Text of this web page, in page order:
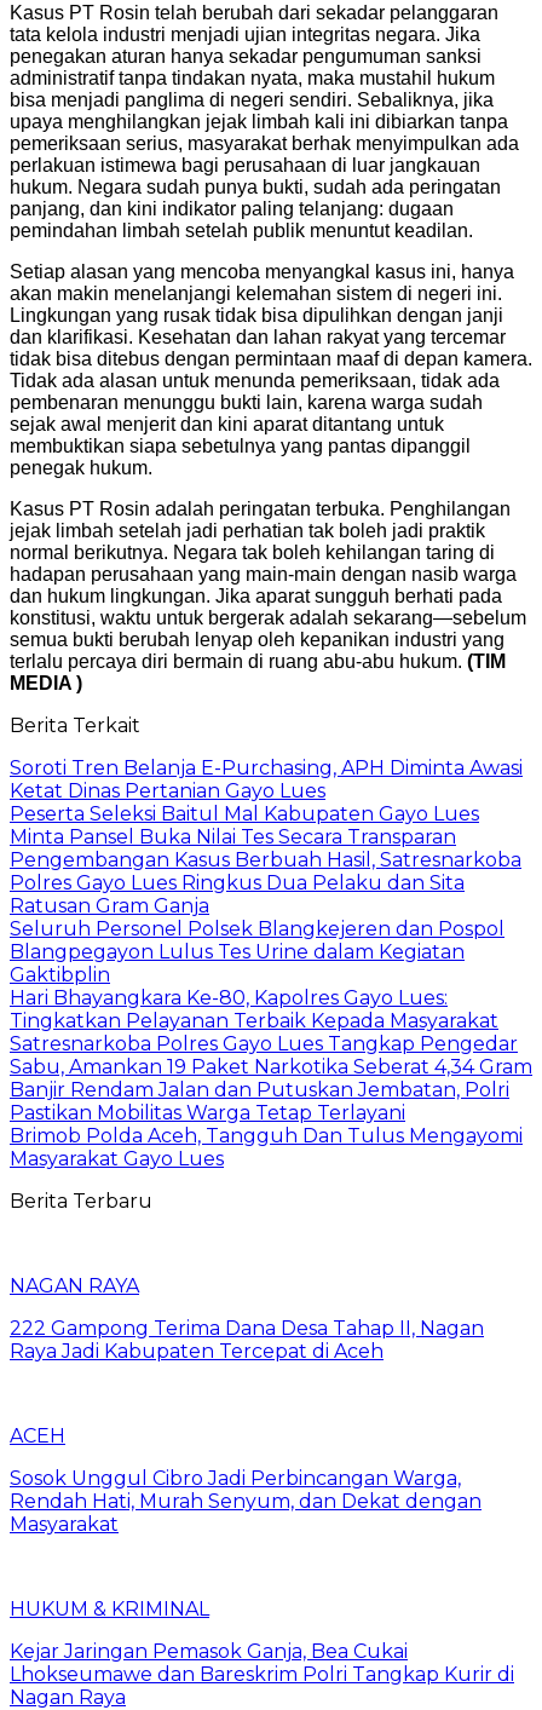
Kasus PT Rosin telah berubah dari sekadar pelanggaran
tata kelola industri menjadi ujian integritas negara. Jika
penegakan aturan hanya sekadar pengumuman sanksi
administratif tanpa tindakan nyata, maka mustahil hukum
bisa menjadi panglima di negeri sendiri. Sebaliknya, jika
upaya menghilangkan jejak limbah kali ini dibiarkan tanpa
pemeriksaan serius, masyarakat berhak menyimpulkan ada
perlakuan istimewa bagi perusahaan di luar jangkauan
hukum. Negara sudah punya bukti, sudah ada peringatan
panjang, dan kini indikator paling telanjang: dugaan
pemindahan limbah setelah publik menuntut keadilan.
Setiap alasan yang mencoba menyangkal kasus ini, hanya
akan makin menelanjangi kelemahan sistem di negeri ini.
Lingkungan yang rusak tidak bisa dipulihkan dengan janji
dan klarifikasi. Kesehatan dan lahan rakyat yang tercemar
tidak bisa ditebus dengan permintaan maaf di depan kamera.
Tidak ada alasan untuk menunda pemeriksaan, tidak ada
pembenaran menunggu bukti lain, karena warga sudah
sejak awal menjerit dan kini aparat ditantang untuk
membuktikan siapa sebetulnya yang pantas dipanggil
penegak hukum.
Kasus PT Rosin adalah peringatan terbuka. Penghilangan
jejak limbah setelah jadi perhatian tak boleh jadi praktik
normal berikutnya. Negara tak boleh kehilangan taring di
hadapan perusahaan yang main-main dengan nasib warga
dan hukum lingkungan. Jika aparat sungguh berhati pada
konstitusi, waktu untuk bergerak adalah sekarang—sebelum
semua bukti berubah lenyap oleh kepanikan industri yang
terlalu percaya diri bermain di ruang abu-abu hukum. (TIM
MEDIA )
Berita Terkait
Soroti Tren Belanja E-Purchasing, APH Diminta Awasi
Ketat Dinas Pertanian Gayo Lues
Peserta Seleksi Baitul Mal Kabupaten Gayo Lues
Minta Pansel Buka Nilai Tes Secara Transparan
Pengembangan Kasus Berbuah Hasil, Satresnarkoba
Polres Gayo Lues Ringkus Dua Pelaku dan Sita
Ratusan Gram Ganja
Seluruh Personel Polsek Blangkejeren dan Pospol
Blangpegayon Lulus Tes Urine dalam Kegiatan
Gaktibplin
Hari Bhayangkara Ke-80, Kapolres Gayo Lues:
Tingkatkan Pelayanan Terbaik Kepada Masyarakat
Satresnarkoba Polres Gayo Lues Tangkap Pengedar
Sabu, Amankan 19 Paket Narkotika Seberat 4,34 Gram
Banjir Rendam Jalan dan Putuskan Jembatan, Polri
Pastikan Mobilitas Warga Tetap Terlayani
Brimob Polda Aceh, Tangguh Dan Tulus Mengayomi
Masyarakat Gayo Lues
Berita Terbaru
NAGAN RAYA
222 Gampong Terima Dana Desa Tahap II, Nagan
Raya Jadi Kabupaten Tercepat di Aceh
ACEH
Sosok Unggul Cibro Jadi Perbincangan Warga,
Rendah Hati, Murah Senyum, dan Dekat dengan
Masyarakat
HUKUM & KRIMINAL
Kejar Jaringan Pemasok Ganja, Bea Cukai
Lhokseumawe dan Bareskrim Polri Tangkap Kurir di
Nagan Raya